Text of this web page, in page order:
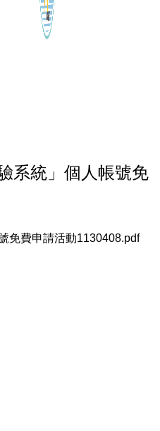
系統」個人帳號免
免費申請活動1130408.pdf